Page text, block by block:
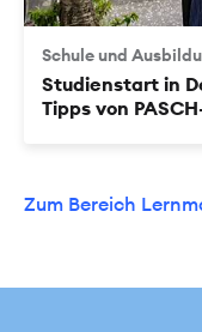
Schule und
Studienstart in
Tipps von
Zum Bereich